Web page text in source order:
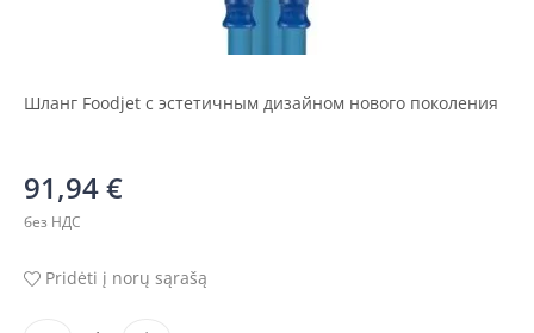
Шланг Foodjet с эстетичным дизайном нового поколения
91,94€
без НДС
Pridėti į norų sąrašą